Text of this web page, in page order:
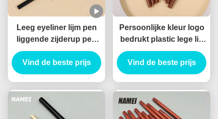
Leeg eyeliner lijm pen
liggende zijderup pen
waterdicht duurzaam op
maat gel eyeliner
potlood Container
Vind de beste prijs
Persoonlijke kleur logo
bedrukt plastic lege lip
liner buis pakket
container dunne lipliner
buis
Vind de beste prijs